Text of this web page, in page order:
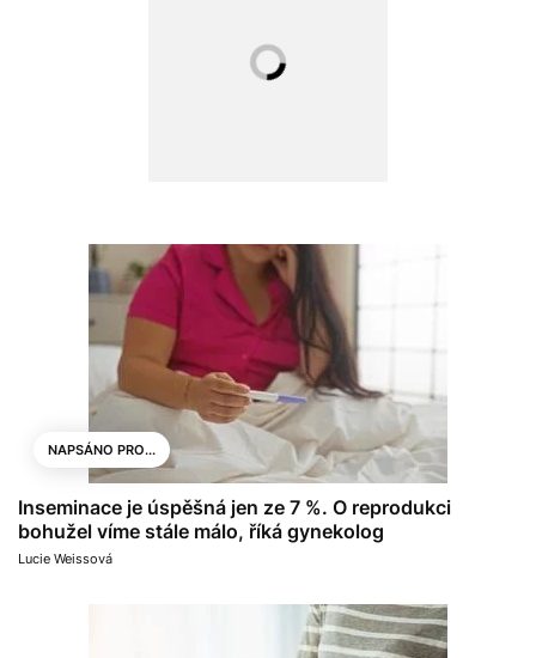
NAPSÁNO PRO...
Inseminace je úspěšná jen ze 7 %. O reprodukci
bohužel víme stále málo, říká gynekolog
Lucie Weissová